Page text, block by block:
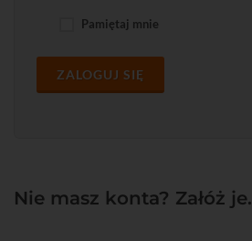
Pamiętaj mnie
ZALOGUJ SIĘ
Nie masz konta? Załóż je.